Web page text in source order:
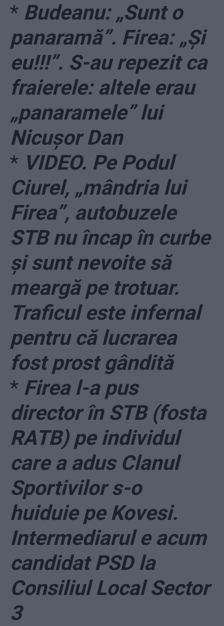
* Budeanu: „Sunt o
panaramă”. Firea: „Și
eu!!!”. S-au repezit ca
fraierele: altele erau
„panaramele” lui
Nicușor Dan
* VIDEO. Pe Podul
Ciurel, „mândria lui
Firea”, autobuzele
STB nu încap în curbe
și sunt nevoite să
meargă pe trotuar.
Traficul este infernal
pentru că lucrarea
fost prost gândită
* Firea l-a pus
director în STB (fosta
RATB) pe individul
care a adus Clanul
Sportivilor s-o
huiduie pe Kovesi.
Intermediarul e acum
candidat PSD la
Consiliul Local Sector
3